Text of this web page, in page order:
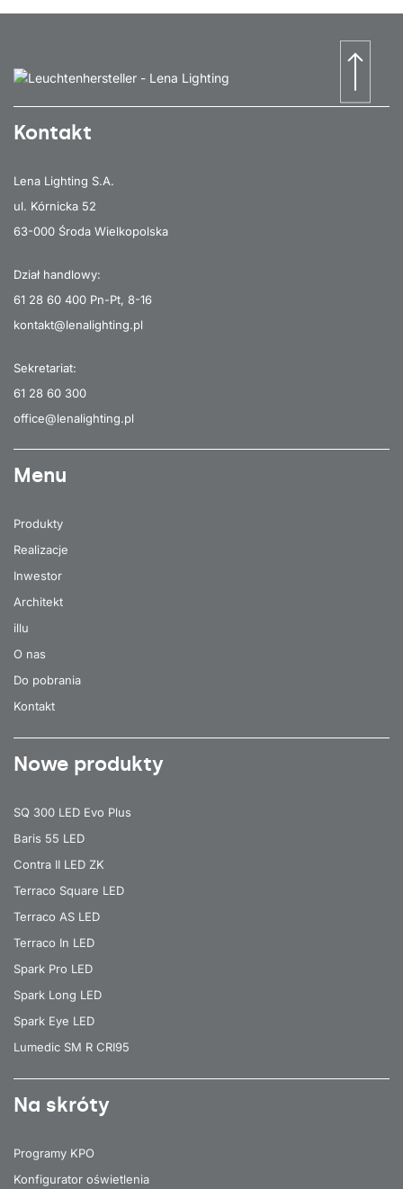
Kontakt
Lena Lighting S.A.
ul. Kórnicka 52
63-000 Środa Wielkopolska
Dział handlowy:
61 28 60 400 Pn-Pt, 8-16
kontakt@lenalighting.pl
Sekretariat:
61 28 60 300
office@lenalighting.pl
Menu
Produkty
Realizacje
Inwestor
Architekt
illu
O nas
Do pobrania
Kontakt
Nowe produkty
SQ 300 LED Evo Plus
Baris 55 LED
Contra II LED ZK
Terraco Square LED
Terraco AS LED
Terraco In LED
Spark Pro LED
Spark Long LED
Spark Eye LED
Lumedic SM R CRI95
Na skróty
Programy KPO
Konfigurator oświetlenia